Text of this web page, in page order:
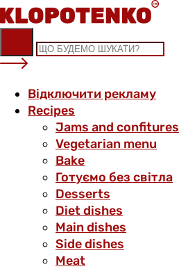
Skip
to
content
Відключити рекламу
Recipes
Jams and confitures
Vegetarian menu
Bake
Готуємо без світла
Desserts
Diet dishes
Main dishes
Side dishes
Meat